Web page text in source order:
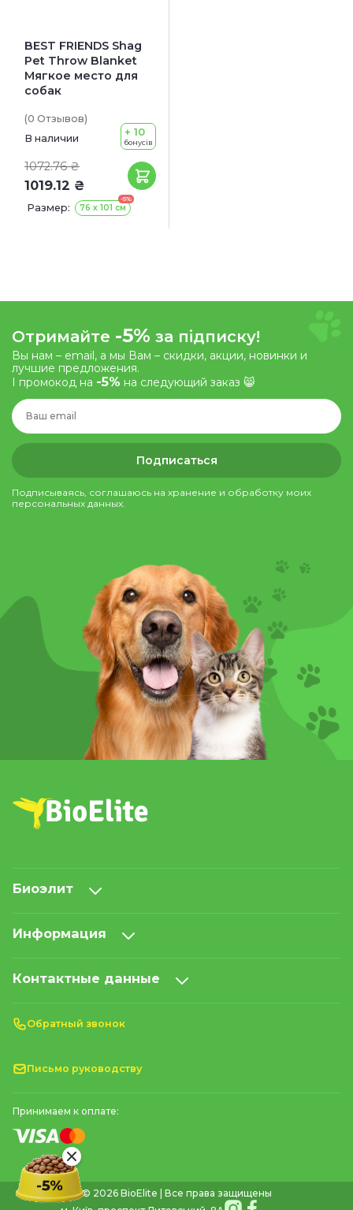
BEST FRIENDS Shag
Pet Throw Blanket
Мягкое место для
собак
(0 Отзывов)
В наличии
1072.76 ₴
1019.12 ₴
+ 10
бонусів
Размер:
-5%
76 x 101 см
Отримайте -5% за підписку!
Вы нам – email, а мы Вам – скидки, акции, новинки и
лучшие предложения.
І промокод на -5% на следующий заказ 😸
Подписаться
Подписываясь, соглашаюсь на хранение и обработку моих
персональных данных.
Биоэлит
Информация
Контактные данные
Обратный звонок
Письмо руководству
Принимаем к оплате:
© 2026 BioElite | Все права защищены